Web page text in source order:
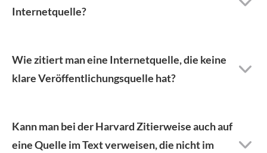
Internetquelle?
Wie zitiert man eine Internetquelle, die keine
klare Veröffentlichungsquelle hat?
Kann man bei der Harvard Zitierweise auch auf
eine Quelle im Text verweisen, die nicht im